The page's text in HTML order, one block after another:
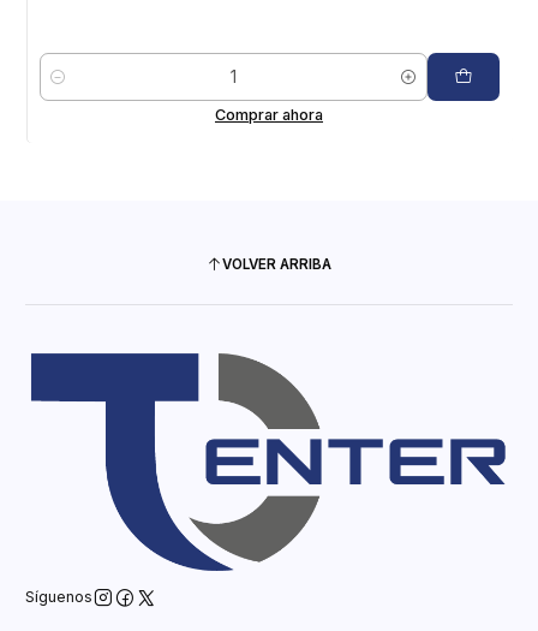
Cantidad
Comprar ahora
VOLVER ARRIBA
Síguenos